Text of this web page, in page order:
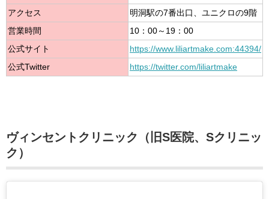
アクセス
明洞駅の7番出口、ユニクロの9階
営業時間
10：00～19：00
公式サイト
https://www.liliartmake.com:44394/
公式Twitter
https://twitter.com/liliartmake
ヴィンセントクリニック（旧S医院、Sクリニッ
ク）